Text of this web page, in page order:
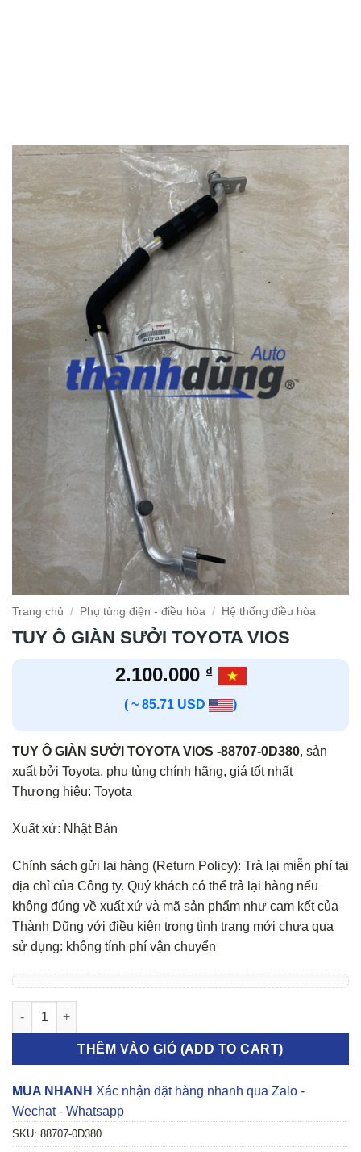
Trang chủ / Phụ tùng điện - điều hòa / Hệ thống điều hòa
TUY Ô GIÀN SƯỞI TOYOTA VIOS
2.100.000 ₫
( ~ 85.71 USD )
TUY Ô GIÀN SƯỞI TOYOTA VIOS -88707-0D380, sản
xuất bởi Toyota, phụ tùng chính hãng, giá tốt nhất
Thương hiệu: Toyota
Xuất xứ: Nhật Bản
Chính sách gửi lại hàng (Return Policy): Trả lại miễn phí tại
địa chỉ của Công ty. Quý khách có thể trả lại hàng nếu
không đúng về xuất xứ và mã sản phẩm như cam kết của
Thành Dũng với điều kiện trong tình trạng mới chưa qua
sử dụng: không tính phí vận chuyển
TUY Ô GIÀN SƯỞI TOYOTA VIOS số lượng
THÊM VÀO GIỎ (ADD TO CART)
MUA NHANH Xác nhận đặt hàng nhanh qua Zalo -
Wechat - Whatsapp
SKU: 88707-0D380